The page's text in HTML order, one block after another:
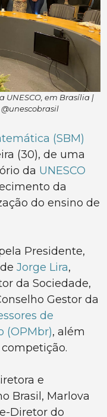
UNESCO, em Brasília |
(SBM)
(30), de uma
da UNESCO
da
do ensino de
Presidente,
deJorge Lira,
da Sociedade,
Gestor da
de
(OPMbr), além
e
Brasil, Marlova
Diretor do